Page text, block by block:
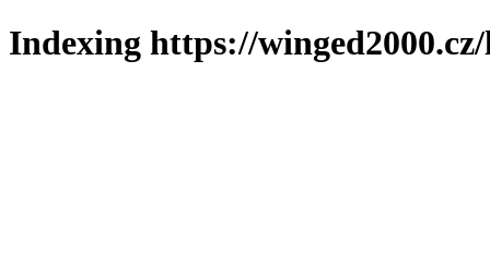
Indexing https://